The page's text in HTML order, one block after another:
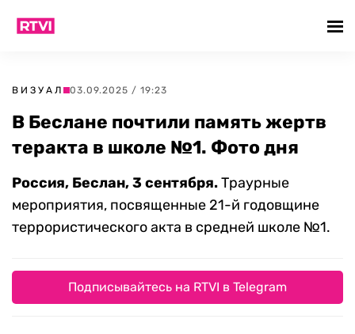
ВИЗУАЛ 03.09.2025 / 19:23
В Беслане почтили память жертв
теракта в школе №1. Фото дня
Россия, Беслан, 3 сентября.Траурные
мероприятия, посвященные 21-й годовщине
террористического акта в средней школе №1.
Подписывайтесь на RTVI в Telegram